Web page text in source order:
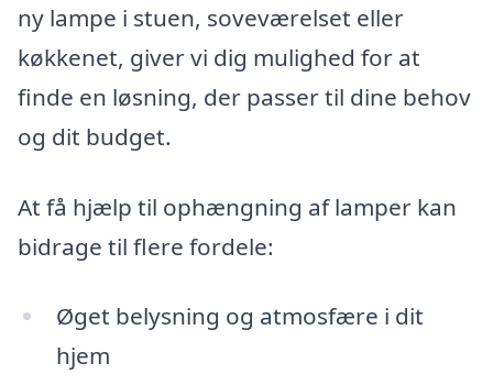
ny lampe i stuen, soveværelset eller
køkkenet, giver vi dig mulighed for at
finde en løsning, der passer til dine behov
og dit budget.
At få hjælp til ophængning af lamper kan
bidrage til flere fordele:
Øget belysning og atmosfære i dit
hjem